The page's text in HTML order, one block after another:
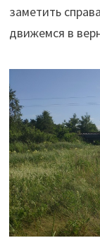
заметить
движемся в